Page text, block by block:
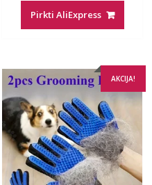
Pirkti AliExpress
AKCIJA!